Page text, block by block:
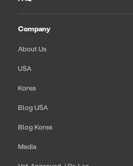
Company
About Us
USA
Korea
Blog USA
Blog Korea
Media